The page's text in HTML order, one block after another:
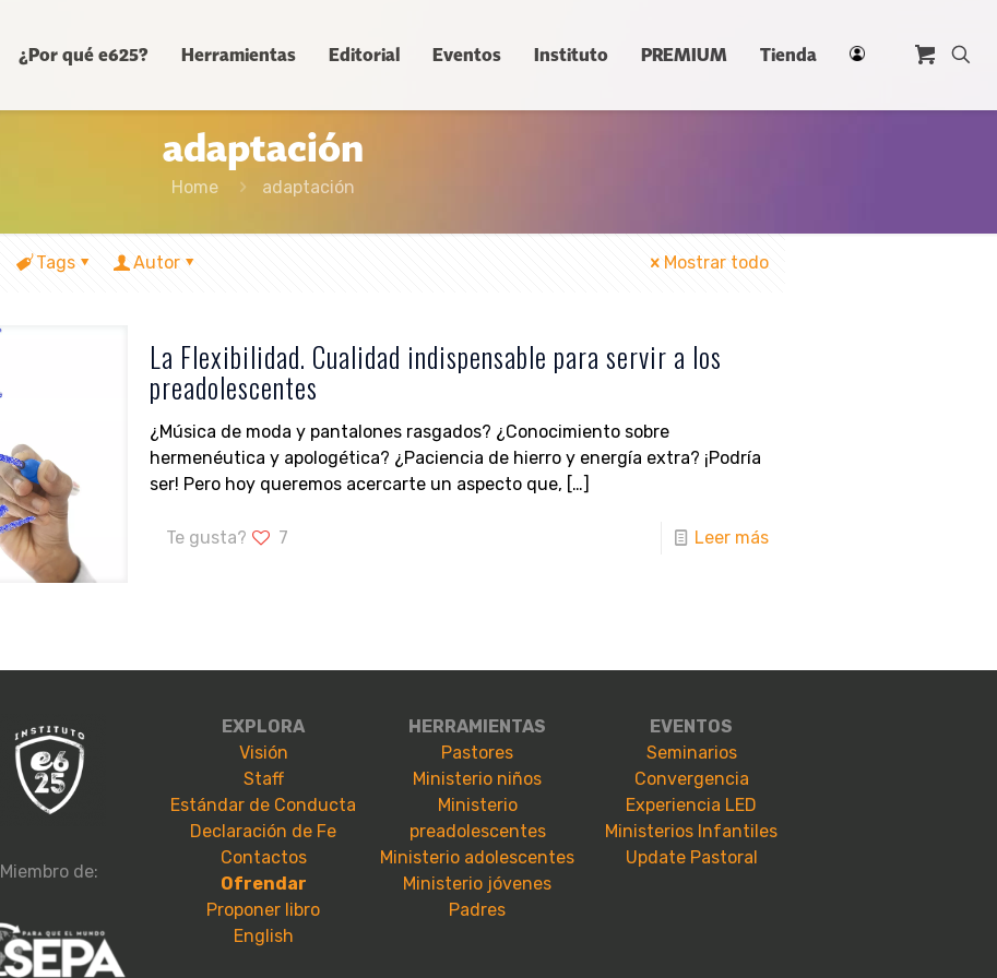
¿Por qué e625? Herramientas Editorial Eventos Instituto PREMIUM Tienda
adaptación
Home adaptación
Tags Autor Mostrar todo
La Flexibilidad. Cualidad indispensable para servir a los
preadolescentes
¿Música de moda y pantalones rasgados? ¿Conocimiento sobre
hermenéutica y apologética? ¿Paciencia de hierro y energía extra? ¡Podría
ser! Pero hoy queremos acercarte un aspecto que, […]
Te gusta? 7 Leer más
Miembro de:
EXPLORA
Visión
Staff
Estándar de Conducta
Declaración de Fe
Contactos
Ofrendar
Proponer libro
English
HERRAMIENTAS
Pastores
Ministerio niños
Ministerio
preadolescentes
Ministerio adolescentes
Ministerio jóvenes
Padres
EVENTOS
Seminarios
Convergencia
Experiencia LED
Ministerios Infantiles
Update Pastoral